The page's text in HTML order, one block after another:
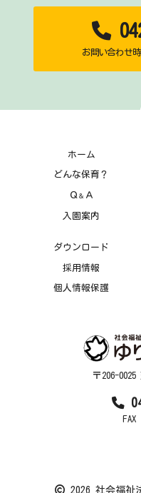
お問い合わせ
ホーム
どんな保育？
Ｑ ＆ Ａ
入園案内
ダウンロード
採用情報
個人情報保護
〒206-
2026 社会福祉